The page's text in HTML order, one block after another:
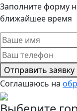
Заполните форму
ближайшее время
Отправить заявку
Соглашаюсь на